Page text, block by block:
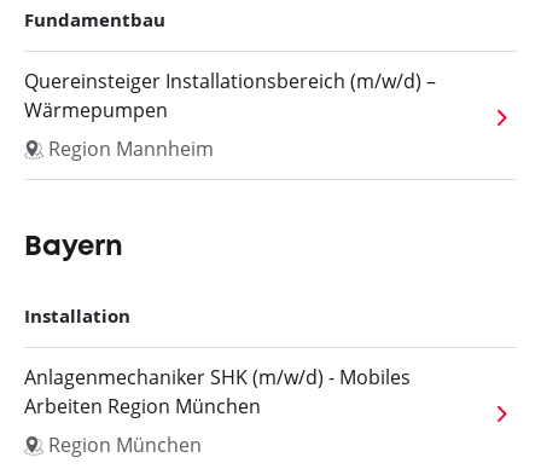
Fundamentbau
Quereinsteiger Installationsbereich (m/w/d) –
Wärmepumpen
Region Mannheim
Bayern
Installation
Anlagenmechaniker SHK (m/w/d) - Mobiles
Arbeiten Region München
Region München